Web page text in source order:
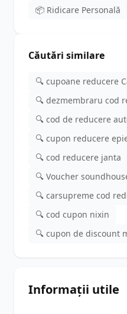
📦 Ridicare Personală
Căutări similare
🔍 cupoane reducere
🔍 dezmembraru cod
🔍 cod de reducere
🔍 cupon reducere
🔍 cod reducere janta
🔍 Voucher
🔍 carsupreme cod
🔍 cod cupon nixin
🔍 cupon de discount
Informații utile